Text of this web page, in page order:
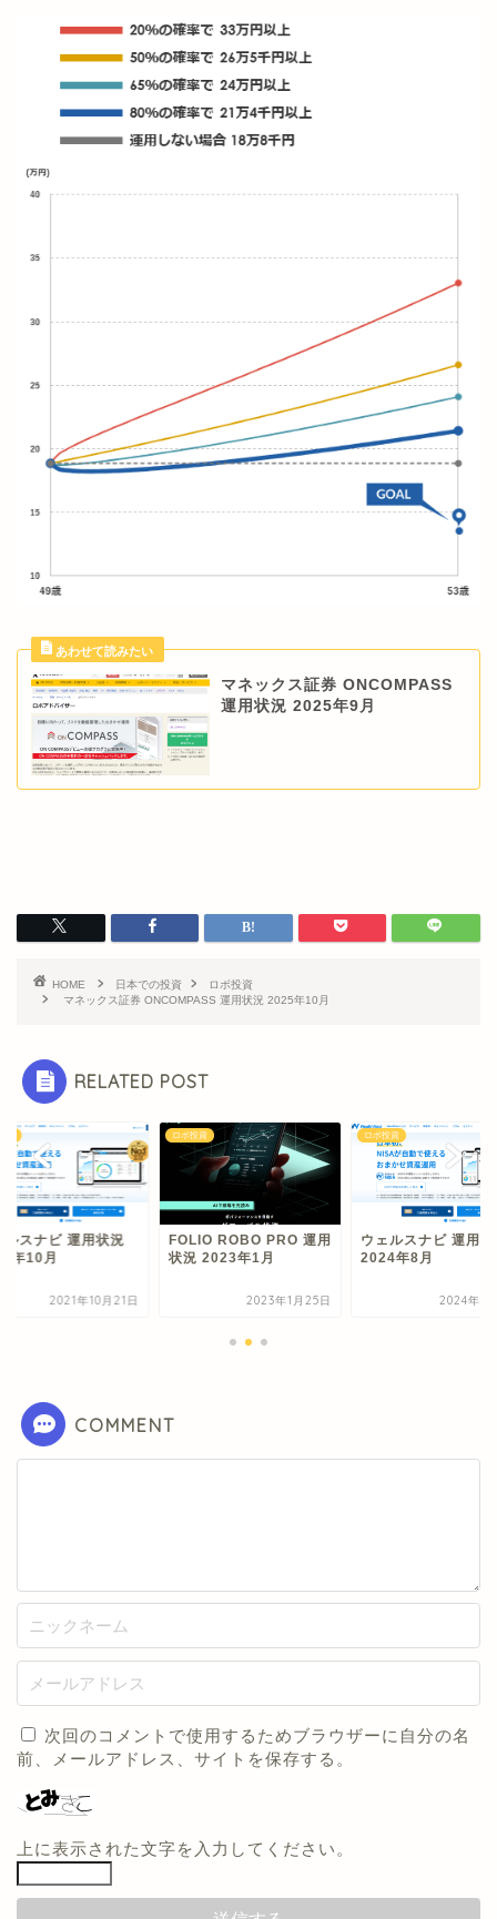
マネックス証券 ONCOMPASS
運用状況 2025年9月
HOME 日本での投資
ロボ投資
マネックス証券 ONCOMPASS 運用状況 2025年10月
RELATED POST
ルスナビ 運用状況
年10月
2021年10月21日
ロボ投資
FOLIO ROBO PRO 運用
状況 2023年1月
2023年1月25日
ロボ投資
ウェルスナビ 運用状
2024年8月
2024年8
COMMENT
次回のコメントで使用するためブラウザーに自分の名
前、メールアドレス、サイトを保存する。
上に表示された文字を入力してください。